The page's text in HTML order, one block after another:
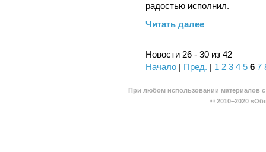
радостью исполнил.
Читать далее
Новости 26 - 30 из 42
Начало | Пред. | 1 2 3 4 5 6 7
При любом использовании материалов
© 2010–2020